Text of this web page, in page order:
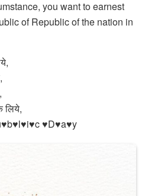
you want to earnest
of Republic of the nation in
लिये,
♥D♥a♥y